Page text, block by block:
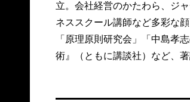
立。会社経営のかたわら、ジ
ネススクール講師など多彩な
「原理原則研究会」「中島孝
術』（ともに講談社）など、